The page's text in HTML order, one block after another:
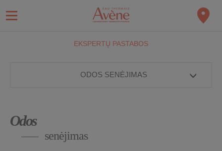
EKSPERTŲ PASTABOS
ODOS SENĖJIMAS
Odos
senėjimas